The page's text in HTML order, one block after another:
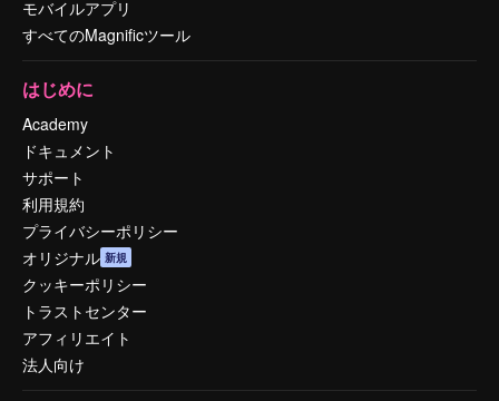
モバイルアプリ
すべてのMagnificツール
はじめに
Academy
ドキュメント
サポート
利用規約
プライバシーポリシー
オリジナル 新規
クッキーポリシー
トラストセンター
アフィリエイト
法人向け